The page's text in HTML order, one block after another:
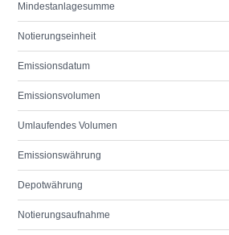
Mindestanlagesumme
Notierungseinheit
Emissionsdatum
Emissionsvolumen
Umlaufendes Volumen
Emissionswährung
Depotwährung
Notierungsaufnahme